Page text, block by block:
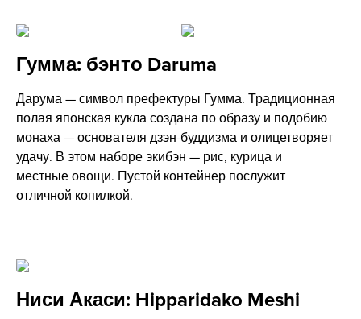
Гумма: бэнто Daruma
Дарума — символ префектуры Гумма. Традиционная
полая японская кукла создана по образу и подобию
монаха — основателя дзэн-буддизма и олицетворяет
удачу. В этом наборе экибэн — рис, курица и
местные овощи. Пустой контейнер послужит
отличной копилкой.
Ниси Акаси: Hipparidako Meshi